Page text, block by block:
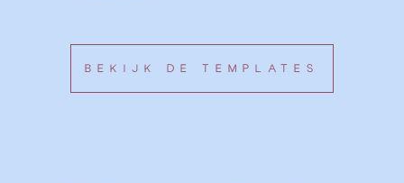
BEKIJK DE TEMPLATES